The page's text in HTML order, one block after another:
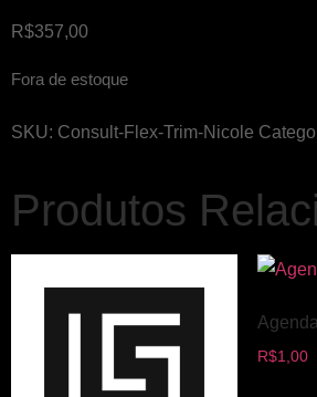
R$357,00
Fora de estoque
SKU: Consult-Flex-Trim-Nicole
Produtos
R$1,00